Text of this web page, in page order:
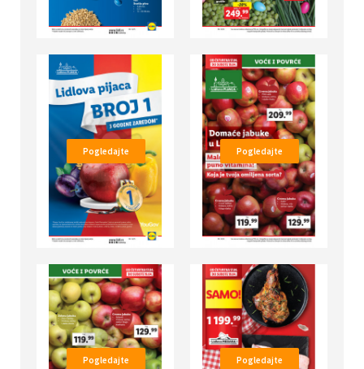
Pogledajte Pogledajte
Pogledajte Pogledajte